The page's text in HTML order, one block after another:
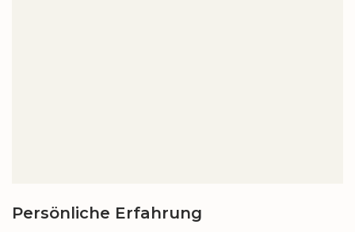
Persönliche Erfahrung